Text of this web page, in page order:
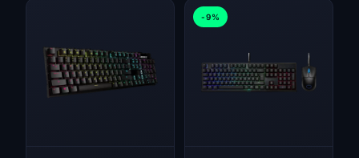
-9%